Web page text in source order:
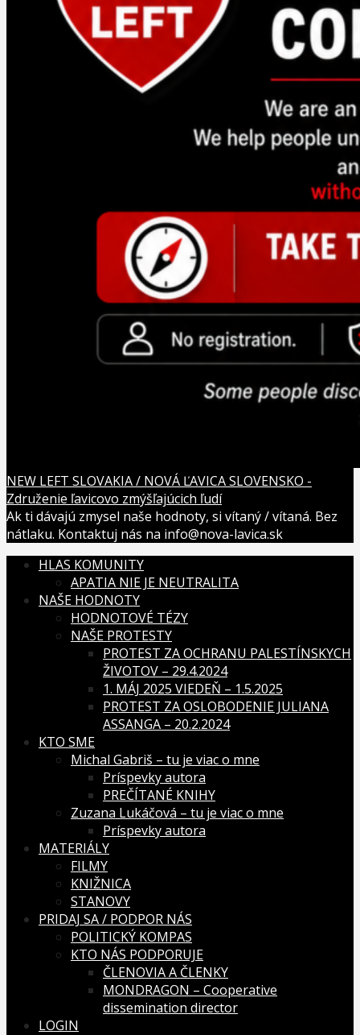
NEW LEFT SLOVAKIA / NOVÁ ĽAVICA SLOVENSKO -
Združenie ľavicovo zmýšľajúcich ľudí
Ak ti dávajú zmysel naše hodnoty, si vítaný / vítaná. Bez
nátlaku. Kontaktuj nás na info@nova-lavica.sk
HLAS KOMUNITY
APATIA NIE JE NEUTRALITA
NAŠE HODNOTY
HODNOTOVÉ TÉZY
NAŠE PROTESTY
PROTEST ZA OCHRANU PALESTÍNSKYCH
ŽIVOTOV – 29.4.2024
1. MÁJ 2025 VIEDEŇ – 1.5.2025
PROTEST ZA OSLOBODENIE JULIANA
ASSANGA – 20.2.2024
KTO SME
Michal Gabriš – tu je viac o mne
Príspevky autora
PREČÍTANÉ KNIHY
Zuzana Lukáčová – tu je viac o mne
Príspevky autora
MATERIÁLY
FILMY
KNIŽNICA
STANOVY
PRIDAJ SA / PODPOR NÁS
POLITICKÝ KOMPAS
KTO NÁS PODPORUJE
ČLENOVIA A ČLENKY
MONDRAGON – Cooperative
dissemination director
LOGIN